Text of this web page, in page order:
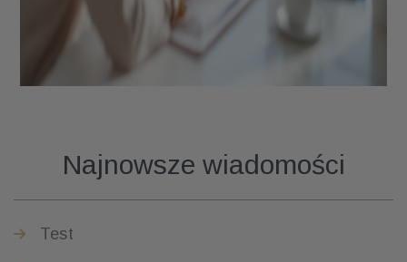
Najnowsze wiadomości
Test